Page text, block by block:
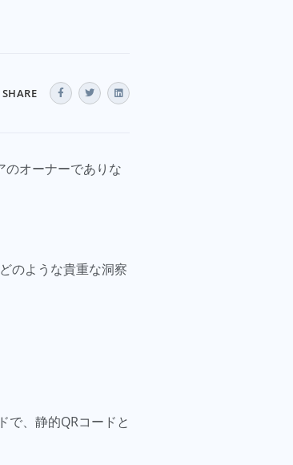
SHARE
のオーナーでありな
のような貴重な洞察
で、静的QRコードと